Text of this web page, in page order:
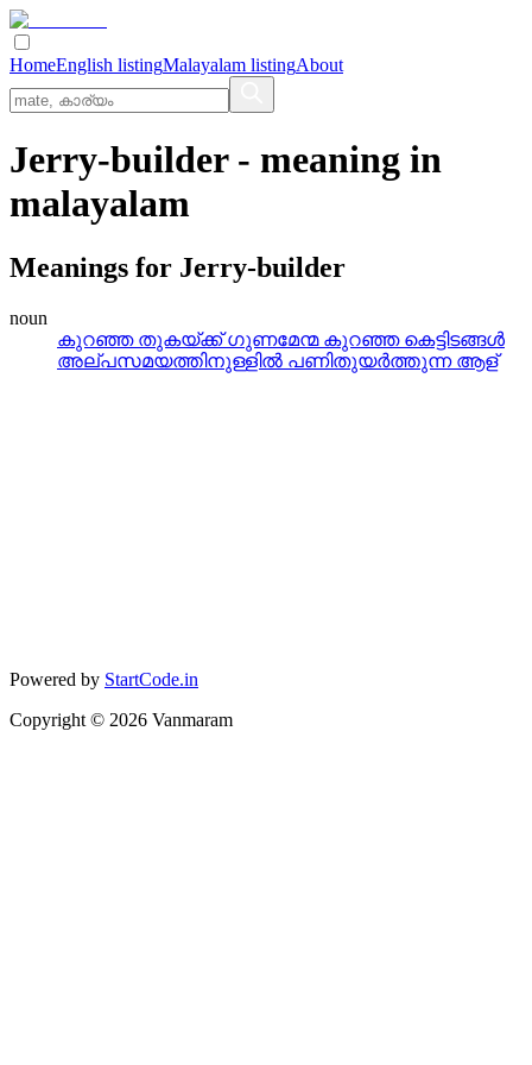
HomeEnglish listingMalayalam listingAbout
Jerry-builder- meaning in
malayalam
Meanings for Jerry-builder
noun
കുറഞ്ഞ തുകയ്‌ക്ക്‌ ഗുണമേന്മ കുറഞ്ഞ കെട്ടിടങ്ങള്‍
അല്‌പസമയത്തിനുള്ളില്‍ പണിതുയര്‍ത്തുന്ന ആള്
Powered by StartCode.in
Copyright © 2026 Vanmaram